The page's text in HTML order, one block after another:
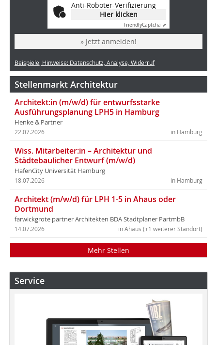
Anti-Roboter-Verifizierung
Hier klicken
FriendlyCaptcha ⇗
» Jetzt anmelden!
Beispiele, Hinweise: Datenschutz, Analyse, Widerruf
Stellenmarkt Architektur
Architekt:in (m/w/d) für entwurfsstarke
Ausführungsplanung LPH5 in Hamburg
Henke & Partner
in Hamburg
22.07.2026
Wiss. Mitarbeiter:in – Architektur und
Städtebaulicher Entwurf (m/w/d)
HafenCity Universität Hamburg
in Hamburg
18.07.2026
Architekt (m/w/d) für LPH 1-5 in Ahaus oder
Dortmund
farwickgrote partner Architekten BDA Stadtplaner PartmbB
in Ahaus (+1 weiterer Standort)
14.07.2026
Mehr Stellen
Service